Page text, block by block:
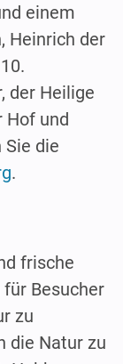
einem
Heinrich der
der Heilige
Hof und
die
.
frische
Besucher
zu
die Natur zu